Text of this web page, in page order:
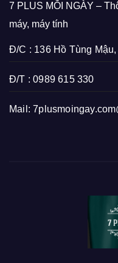
7 PLUS MỖI NGÀY –
máy, máy tính
Đ/C : 136 Hồ Tùng
Đ/T : 0989 615 330
Mail: